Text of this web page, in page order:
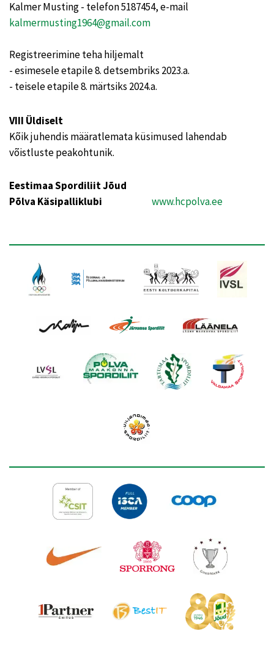
Kalmer Musting - telefon 5187454, e-mail
kalmermusting1964@gmail.com
Registreerimine teha hiljemalt
- esimesele etapile 8. detsembriks 2023.a.
- teisele etapile 8. märtsiks 2024.a.
VIII Üldiselt
Kõik juhendis määratlemata küsimused lahendab
võistluste peakohtunik.
Eestimaa Spordiliit Jõud
Põlva Käsipalliklubi www.hcpolva.ee